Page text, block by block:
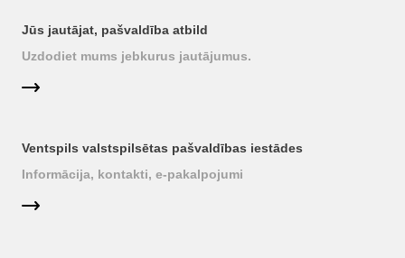
Jūs jautājat, pašvaldība atbild
Uzdodiet mums jebkurus jautājumus.
Ventspils valstspilsētas pašvaldības iestādes
Informācija, kontakti, e-pakalpojumi